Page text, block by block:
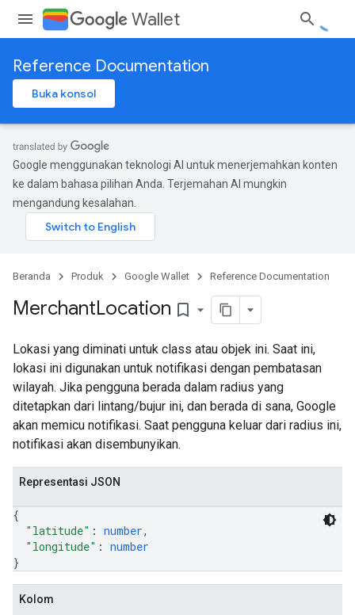
Wallet
Reference Documentation
Buka konsol
Google menggunakan teknologi AI untuk menerjemahkan konten
ke dalam bahasa pilihan Anda. Terjemahan AI mungkin
mengandung kesalahan.
Beranda Produk Google Wallet Reference Documentation
MerchantLocation bookmark_border
Lokasi yang diminati untuk class atau objek ini. Saat ini,
lokasi ini digunakan untuk notifikasi dengan pembatasan
wilayah. Jika pengguna berada dalam radius yang
ditetapkan dari lintang/bujur ini, dan berada di sana, Google
akan memicu notifikasi. Saat pengguna keluar dari radius ini,
notifikasi akan disembunyikan.
Representasi JSON
{
"latitude" : number,
"longitude" : number
}
Kolom